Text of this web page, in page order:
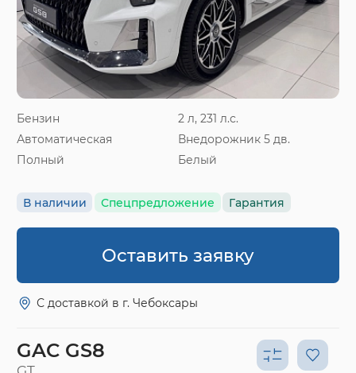
Бензин
2 л, 231 л.с.
Автоматическая
Внедорожник 5 дв.
Полный
Белый
В наличии Спецпредложение Гарантия
Оставить заявку
С доставкой в г. Чебоксары
GAC GS8